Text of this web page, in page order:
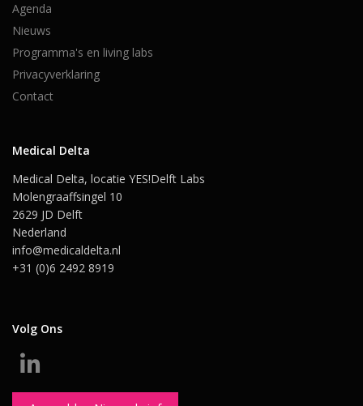
Agenda
Nieuws
Programma's en living labs
Privacyverklaring
Contact
Medical Delta
Medical Delta, locatie YES!Delft Labs
Molengraaffsingel 10
2629 JD Delft
Nederland
info@medicaldelta.nl
+31 (0)6 2492 8919
Volg Ons